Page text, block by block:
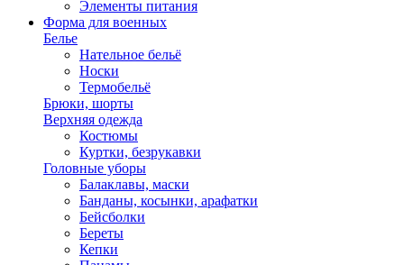
Элементы питания
Форма для военных
Белье
Нательное бельё
Носки
Термобельё
Брюки, шорты
Верхняя одежда
Костюмы
Куртки, безрукавки
Головные уборы
Балаклавы, маски
Банданы, косынки, арафатки
Бейсболки
Береты
Кепки